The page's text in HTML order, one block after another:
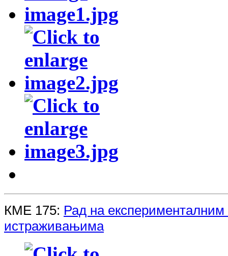
КМЕ 175: Рад на
истраживањима